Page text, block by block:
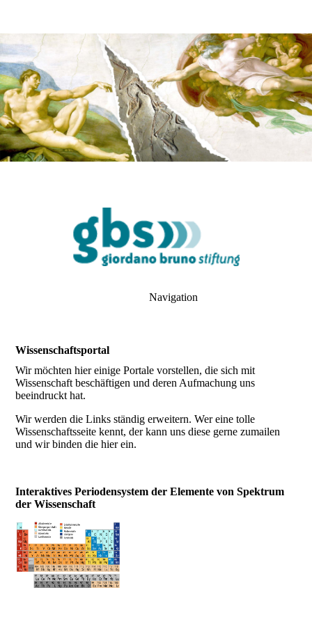
Navigation
Wissenschaftsportal
Wir möchten hier einige Portale vorstellen, die sich mit
Wissenschaft beschäftigen und deren Aufmachung uns
beeindruckt hat.
Wir werden die Links ständig erweitern. Wer eine tolle
Wissenschaftsseite kennt, der kann uns diese gerne zumailen
und wir binden die hier ein.
Interaktives Periodensystem der Elemente von Spektrum
der Wissenschaft